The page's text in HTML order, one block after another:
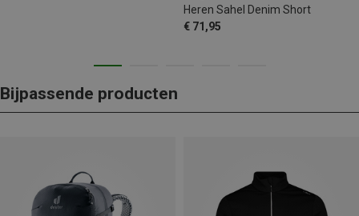
Heren Sahel Denim Short
€ 71,95
Bijpassende producten